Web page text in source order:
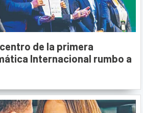
de la primera
Internacional rumbo a